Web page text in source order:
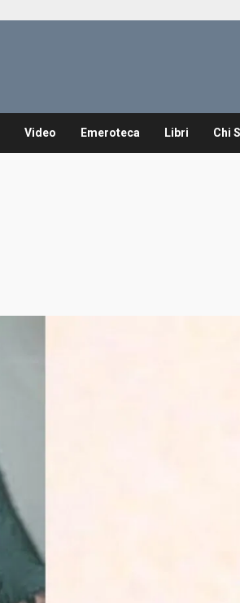
Video Emeroteca Libri Chi